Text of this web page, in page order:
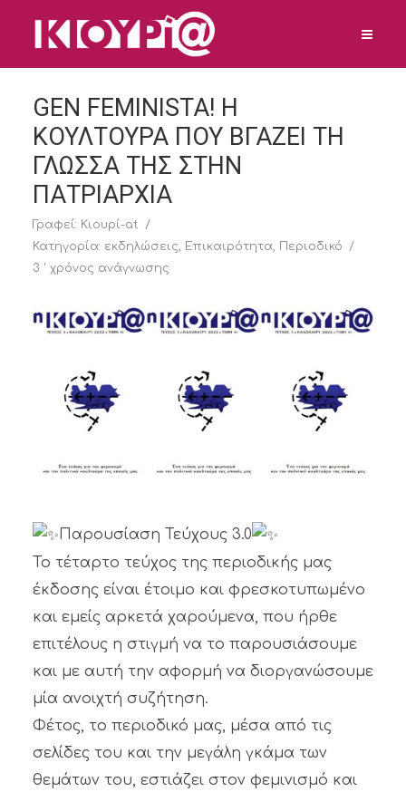
GEN FEMINISTA! H
ΚΟΥΛΤΟΥΡΑ ΠΟΥ ΒΓΑΖΕΙ ΤΗ
ΓΛΩΣΣΑ ΤΗΣ ΣΤΗΝ
ΠΑΤΡΙΑΡΧΙΑ
Γραφεί: Κιουρί-at
Κατηγορία: εκδηλώσεις, Επικαιρότητα,
Περιοδικό
3 ' χρόνος ανάγνωσης
Παρουσίαση Τεύχους 3.0
Το τέταρτο τεύχος της περιοδικής μας
έκδοσης είναι έτοιμο και φρεσκοτυπωμένο
και εμείς αρκετά χαρούμενα, που ήρθε
επιτέλους η στιγμή να το παρουσιάσουμε
και με αυτή την αφορμή να διοργανώσουμε
μία ανοιχτή συζήτηση.
Φέτος, το περιοδικό μας, μέσα από τις
σελίδες του και την μεγάλη γκάμα των
θεμάτων του, εστιάζει στον φεμινισμό και